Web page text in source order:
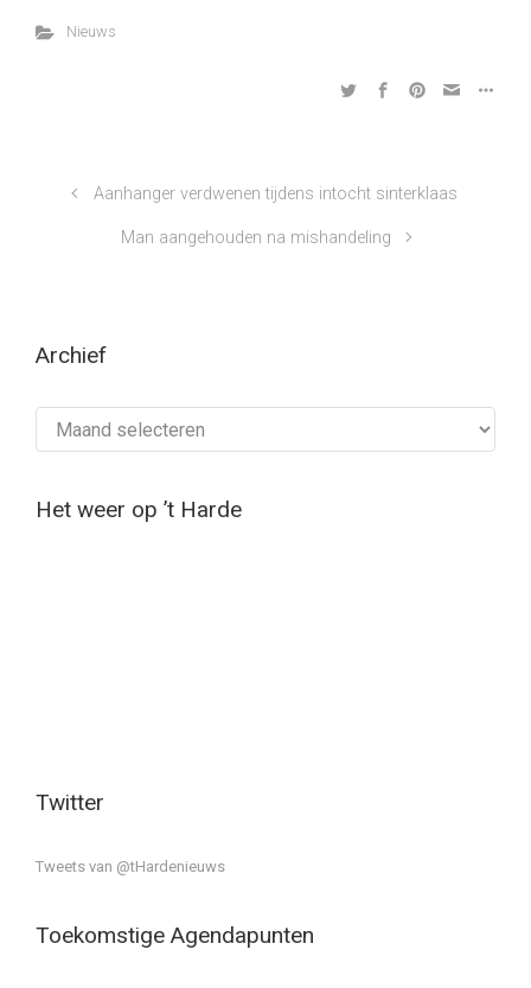
Nieuws
Aanhanger verdwenen tijdens intocht sinterklaas
Man aangehouden na mishandeling
Archief
Het weer op ’t Harde
Twitter
Tweets van @tHardenieuws
Toekomstige Agendapunten